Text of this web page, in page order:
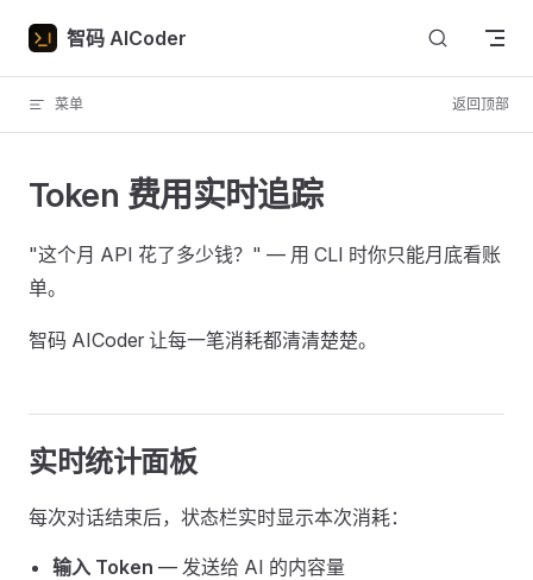
Skip to content
智码 AICoder
菜单 返回顶部
Token 费用实时追踪
"这个月 API 花了多少钱？" — 用 CLI 时你只能月底看账
单。
智码 AICoder 让每一笔消耗都清清楚楚。
实时统计面板
每次对话结束后，状态栏实时显示本次消耗：
输入 Token — 发送给 AI 的内容量